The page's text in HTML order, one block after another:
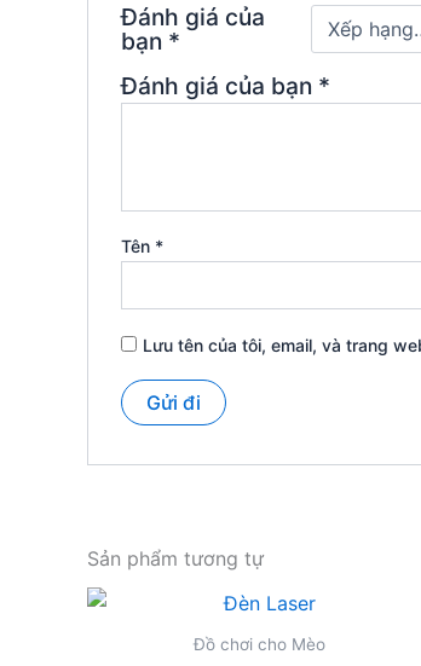
Đánh giá của
bạn *
Đánh giá của bạn *
Tên *
Lưu tên của tôi, email, và trang
Sản phẩm tương tự
Đồ chơi cho Mèo